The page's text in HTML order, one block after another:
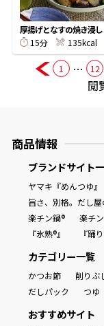
厚揚げとなすの焼き浸し
15分
135kcal
1 … 12
閲
商品情報
ブランドサイト
ヤマキ『めんつゆ』
旨さ、別格。だし
楽チン鍋®
楽チ
『氷熟®』
『踊
カテゴリー一覧
かつお節 削りぶ
だしパック
つゆ
おすすめサイト